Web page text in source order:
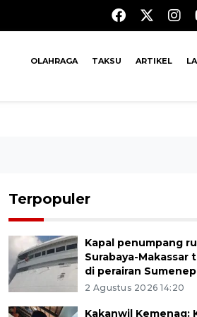
OLAHRAGA TAKSU ARTIKEL
Terpopuler
Kapal penumpang
Surabaya-Makassar
di perairan Sumenep
2 Agustus 2026 14:20
Kakanwil Kemenag: